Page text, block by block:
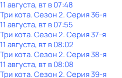
11 августа, вт в 07:48
Три кота. Сезон 2. Серия 36-я
11 августа, вт в 07:55
Три кота. Сезон 2. Серия 37-я
11 августа, вт в 08:02
Три кота. Сезон 2. Серия 38-я
11 августа, вт в 08:08
Три кота. Сезон 2. Серия 39-я